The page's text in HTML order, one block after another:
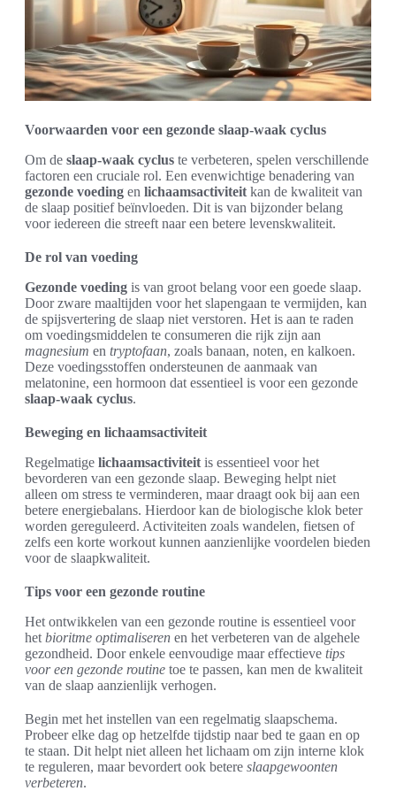
Voorwaarden voor een gezonde slaap-waak cyclus
Om de slaap-waak cyclus te verbeteren, spelen verschillende
factoren een cruciale rol. Een evenwichtige benadering van
gezonde voeding en lichaamsactiviteit kan de kwaliteit van
de slaap positief beïnvloeden. Dit is van bijzonder belang
voor iedereen die streeft naar een betere levenskwaliteit.
De rol van voeding
Gezonde voeding is van groot belang voor een goede slaap.
Door zware maaltijden voor het slapengaan te vermijden, kan
de spijsvertering de slaap niet verstoren. Het is aan te raden
om voedingsmiddelen te consumeren die rijk zijn aan
magnesium en tryptofaan, zoals banaan, noten, en kalkoen.
Deze voedingsstoffen ondersteunen de aanmaak van
melatonine, een hormoon dat essentieel is voor een gezonde
slaap-waak cyclus.
Beweging en lichaamsactiviteit
Regelmatige lichaamsactiviteit is essentieel voor het
bevorderen van een gezonde slaap. Beweging helpt niet
alleen om stress te verminderen, maar draagt ook bij aan een
betere energiebalans. Hierdoor kan de biologische klok beter
worden gereguleerd. Activiteiten zoals wandelen, fietsen of
zelfs een korte workout kunnen aanzienlijke voordelen bieden
voor de slaapkwaliteit.
Tips voor een gezonde routine
Het ontwikkelen van een gezonde routine is essentieel voor
het bioritme optimaliseren en het verbeteren van de algehele
gezondheid. Door enkele eenvoudige maar effectieve tips
voor een gezonde routine toe te passen, kan men de kwaliteit
van de slaap aanzienlijk verhogen.
Begin met het instellen van een regelmatig slaapschema.
Probeer elke dag op hetzelfde tijdstip naar bed te gaan en op
te staan. Dit helpt niet alleen het lichaam om zijn interne klok
te reguleren, maar bevordert ook betere slaapgewoonten
verbeteren.